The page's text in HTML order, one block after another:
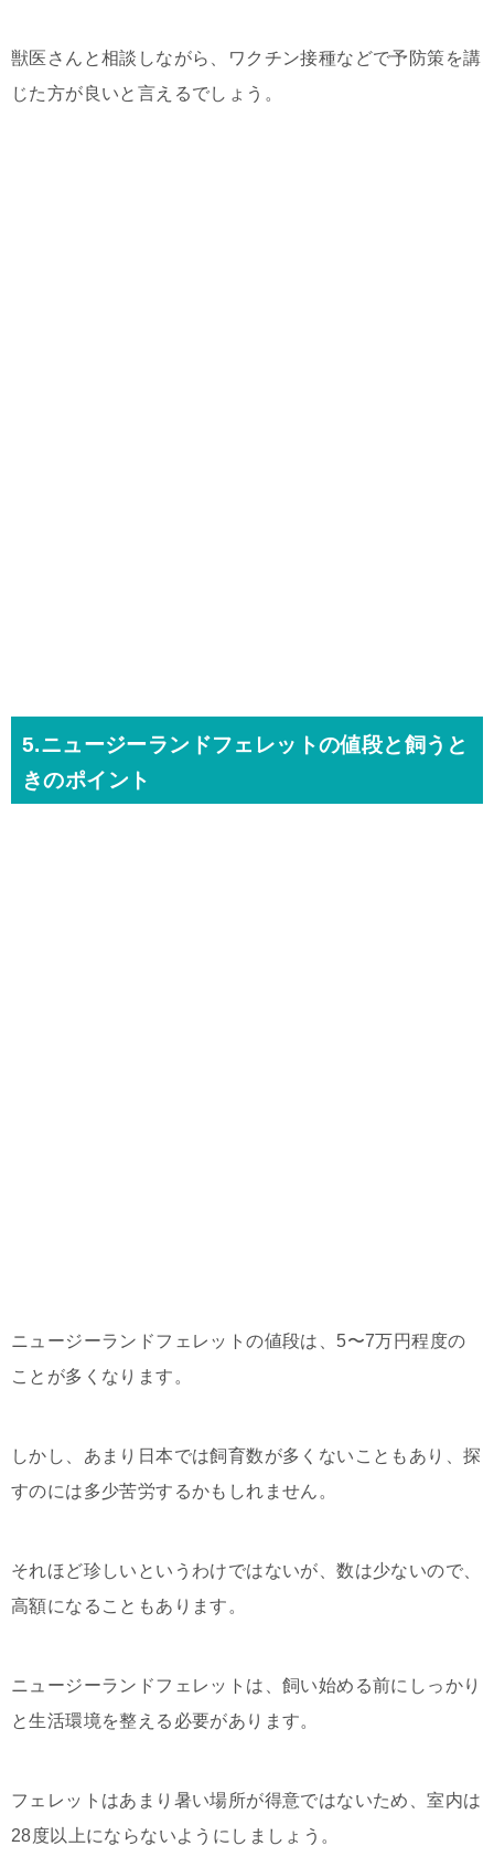
獣医さんと相談しながら、ワクチン接種などで予防策を講
じた方が良いと言えるでしょう。
5.ニュージーランドフェレットの値段と飼うと
きのポイント
ニュージーランドフェレットの値段は、5〜7万円程度の
ことが多くなります。
しかし、あまり日本では飼育数が多くないこともあり、探
すのには多少苦労するかもしれません。
それほど珍しいというわけではないが、数は少ないので、
高額になることもあります。
ニュージーランドフェレットは、飼い始める前にしっかり
と生活環境を整える必要があります。
フェレットはあまり暑い場所が得意ではないため、室内は
28度以上にならないようにしましょう。